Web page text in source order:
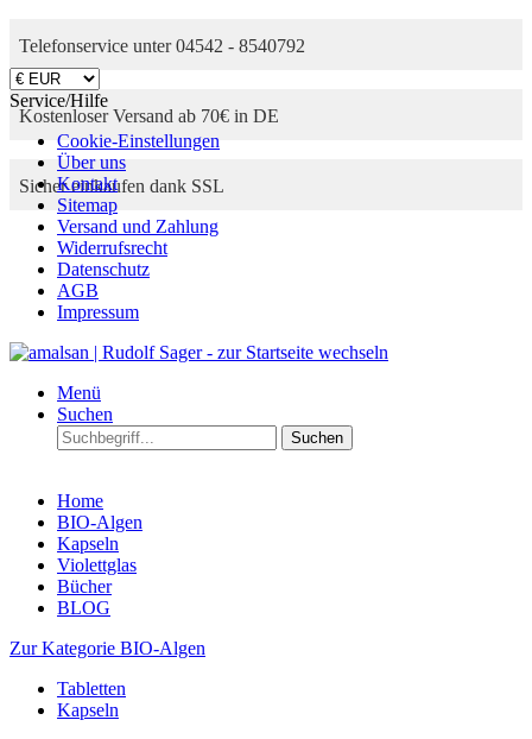
Telefonservice unter 04542 - 8540792
Kostenloser Versand ab 70€ in DE
Sicher einkaufen dank SSL
Service/Hilfe
Cookie-Einstellungen
Über uns
Kontakt
Sitemap
Versand und Zahlung
Widerrufsrecht
Datenschutz
AGB
Impressum
Menü
Suchen
Suchen
Home
BIO-Algen
Kapseln
Violettglas
Bücher
BLOG
Zur Kategorie BIO-Algen
Tabletten
Kapseln